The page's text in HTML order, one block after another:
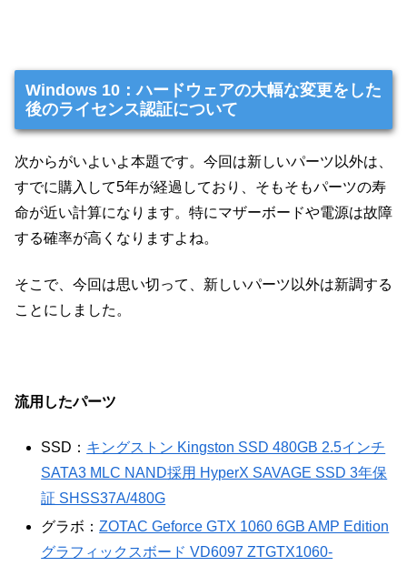
Windows 10：ハードウェアの大幅な変更をした
後のライセンス認証について
次からがいよいよ本題です。今回は新しいパーツ以外は、
すでに購入して5年が経過しており、そもそもパーツの寿
命が近い計算になります。特にマザーボードや電源は故障
する確率が高くなりますよね。
そこで、今回は思い切って、新しいパーツ以外は新調する
ことにしました。
流用したパーツ
SSD： キングストン Kingston SSD 480GB 2.5インチ
SATA3 MLC NAND採用 HyperX SAVAGE SSD 3年保
証 SHSS37A/480G
グラボ：ZOTAC Geforce GTX 1060 6GB AMP Edition
グラフィックスボード VD6097 ZTGTX1060-